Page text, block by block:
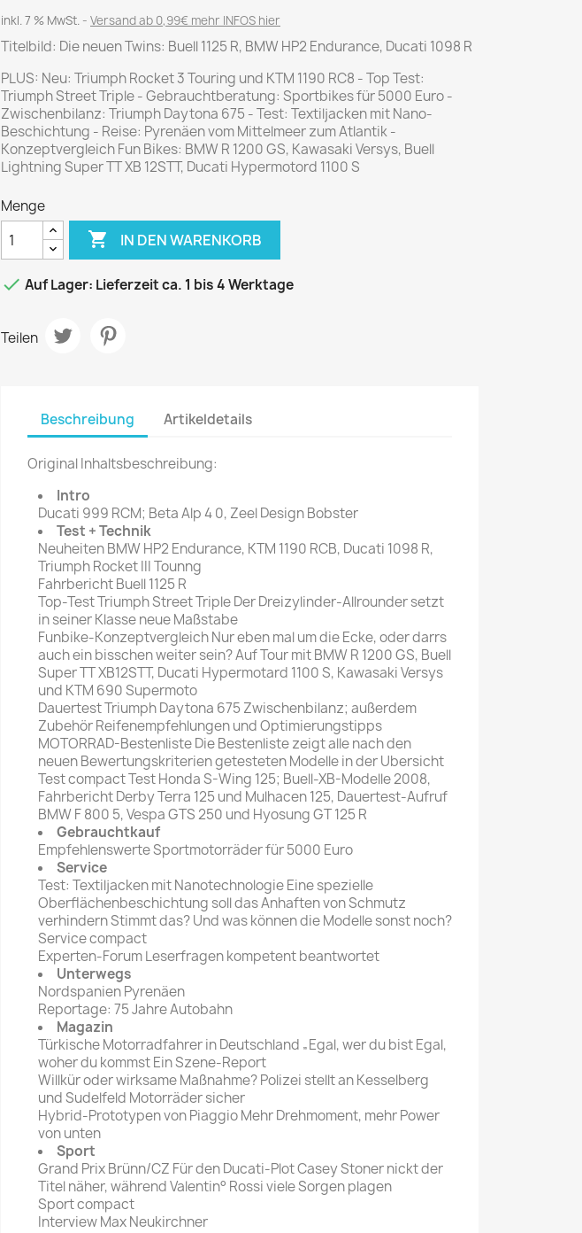
Gute Fahrt
Klassik Motorrad
MO Zeitschrift
Motor Klassik
Motorrad Classic
Motorrad Zeitschrift
Programmhefte Rennen
PS das Sport Motorrad
TOURENFAHRER
P.M. Biografie
PM Magazin
Unser Wald
MUSIK
Breakout
Graceland
Metal Hammer
Rolling Stone
MODE
Anna burda
MERIAN
TAGES &
WOCHENZEITUNGEN
Bildzeitung
Frankfurter Allgemeine
Magazin
Frankfurter Illustrierte
SONSTIGE
Magazine
inkl. 7 % MwSt. Versand ab 0,99€ mehr INFOS hier
Titelbild: Die neuen Twins: Buell 1125 R, BMW HP2 Endurance, Ducati 1098 R
PLUS: Neu: Triumph Rocket 3 Touring und KTM 1190 RC8 - Top Test:
Triumph Street Triple - Gebrauchtberatung: Sportbikes für 5000 Euro -
Zwischenbilanz: Triumph Daytona 675 - Test: Textiljacken mit Nano-
Beschichtung - Reise: Pyrenäen vom Mittelmeer zum Atlantik -
Konzeptvergleich Fun Bikes: BMW R 1200 GS, Kawasaki Versys, Buell
Lightning Super TT XB 12STT, Ducati Hypermotord 1100 S
Menge
 IN DEN WARENKORB
 Auf Lager: Lieferzeit ca. 1 bis 4 Werktage
Teilen
Beschreibung Artikeldetails
Original Inhaltsbeschreibung:
Intro
Ducati 999 RCM; Beta Alp 4 0, Zeel Design Bobster
Test + Technik
Neuheiten BMW HP2 Endurance, KTM 1190 RCB, Ducati 1098 R,
Triumph Rocket III Tounng
Fahrbericht Buell 1125 R
Top-Test Triumph Street Triple Der Dreizylinder-Allrounder setzt
in seiner Klasse neue Maßstabe
Funbike-Konzeptvergleich Nur eben mal um die Ecke, oder darrs
auch ein bisschen weiter sein? Auf Tour mit BMW R 1200 GS, Buell
Super TT XB12STT, Ducati Hypermotard 1100 S, Kawasaki Versys
und KTM 690 Supermoto
Dauertest Triumph Daytona 675 Zwischenbilanz; außerdem
Zubehör Reifenempfehlungen und Optimierungstipps
MOTORRAD-Bestenliste Die Bestenliste zeigt alle nach den
neuen Bewertungskriterien getesteten Modelle in der Ubersicht
Test compact Test Honda S-Wing 125; Buell-XB-Modelle 2008,
Fahrbericht Derby Terra 125 und Mulhacen 125, Dauertest-Aufruf
BMW F 800 5, Vespa GTS 250 und Hyosung GT 125 R
Gebrauchtkauf
Empfehlenswerte Sportmotorräder für 5000 Euro
Service
Test: Textiljacken mit Nanotechnologie Eine spezielle
Oberflächenbeschichtung soll das Anhaften von Schmutz
verhindern Stimmt das? Und was können die Modelle sonst noch?
Service compact
Experten-Forum Leserfragen kompetent beantwortet
Unterwegs
Nordspanien Pyrenäen
Reportage: 75 Jahre Autobahn
Magazin
Türkische Motorradfahrer in Deutschland „Egal, wer du bist Egal,
woher du kommst Ein Szene-Report
Willkür oder wirksame Maßnahme? Polizei stellt an Kesselberg
und Sudelfeld Motorräder sicher
Hybrid-Prototypen von Piaggio Mehr Drehmoment, mehr Power
von unten
Sport
Grand Prix Brünn/CZ Für den Ducati-Plot Casey Stoner nickt der
Titel näher, während Valentin° Rossi viele Sorgen plagen
Sport compact
Interview Max Neukirchner